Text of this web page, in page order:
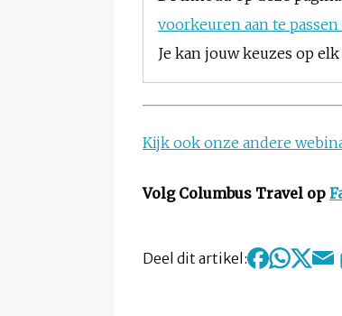
voorkeuren aan te
Je kan jouw keuzes op
Kijk ook onze andere
Volg Columbus Travel op
Deel dit artikel: